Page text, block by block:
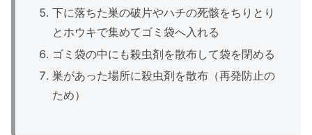
下に落ちた巣の破片やハチの死骸をちりとり
とホウキで集めてゴミ袋へ入れる
ゴミ袋の中にも殺虫剤を散布して袋を閉める
巣があった場所に殺虫剤を散布（再発防止の
ため）